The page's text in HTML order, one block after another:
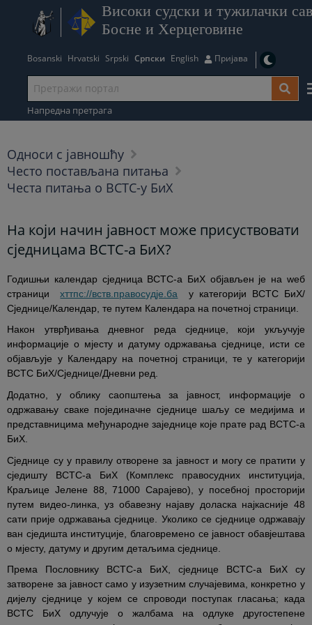
Високи судски и тужилачки
Босне и Херцеговине
Bosanski Hrvatski Srpski Српски English Пријава
Напредна претрага
Односи с јавношћу
Често постављана питања
Честа питања о ВСТС-у БиХ
На који начин јавност може присуствовати
сједницама ВСТС-а БиХ?
Годишњи календар сједница ВСТС-а БиХ објављен је на wеб
страници
хттпс://вств.правосудје.ба
у категорији ВСТС БиХ/
Сједнице/Календар, те путем Календара на почетној страници.
Након утврђивања дневног реда сједнице, који укључује
информације о мјесту и датуму одржавања сједнице, исти се
објављује у Календару на почетној страници, те у категорији
ВСТС БиХ/Сједнице/Дневни ред.
Додатно, у облику саопштења за јавност, информације о
одржавању сваке појединачне сједнице шаљу се медијима и
представницима међународне заједнице које прате рад ВСТС-а
БиХ.
Сједнице су у правилу отворене за јавност и могу се пратити у
сједишту ВСТС-а БиХ (Комплекс правосудних институција,
Краљице Јелене 88, 71000 Сарајево), у посебној просторији
путем видео-линка, уз обавезну најаву доласка најкасније 48
сати прије одржавања сједнице. Уколико се сједнице одржавају
ван сједишта институције, благовремено се јавност обавјештава
о мјесту, датуму и другим детаљима сједнице.
Према Пословнику ВСТС-а БиХ, сједнице ВСТС-а БиХ су
затворене за јавност само у изузетним случајевима, конкретно у
дијелу сједнице у којем се спроводи поступак гласања; када
ВСТС БиХ одлучује о жалбама на одлуке другостепене